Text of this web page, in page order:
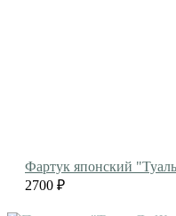
Фартук японский
2700 ₽